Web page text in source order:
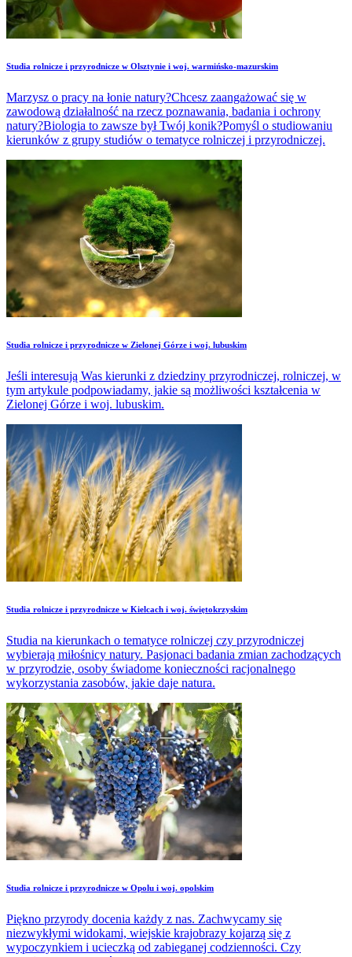
Studia rolnicze i przyrodnicze w Olsztynie i woj. warmińsko-mazurskim
Marzysz o pracy na łonie natury?Chcesz zaangażować się w
zawodową działalność na rzecz poznawania, badania i ochrony
natury?Biologia to zawsze był Twój konik?Pomyśl o studiowaniu
kierunków z grupy studiów o tematyce rolniczej i przyrodniczej.
Studia rolnicze i przyrodnicze w Zielonej Górze i woj. lubuskim
Jeśli interesują Was kierunki z dziedziny przyrodniczej, rolniczej, w
tym artykule podpowiadamy, jakie są możliwości kształcenia w
Zielonej Górze i woj. lubuskim.
Studia rolnicze i przyrodnicze w Kielcach i woj. świętokrzyskim
Studia na kierunkach o tematyce rolniczej czy przyrodniczej
wybierają miłośnicy natury. Pasjonaci badania zmian zachodzących
w przyrodzie, osoby świadome konieczności racjonalnego
wykorzystania zasobów, jakie daje natura.
Studia rolnicze i przyrodnicze w Opolu i woj. opolskim
Piękno przyrody docenia każdy z nas. Zachwycamy się
niezwykłymi widokami, wiejskie krajobrazy kojarzą się z
wypoczynkiem i ucieczką od zabieganej codzienności. Czy